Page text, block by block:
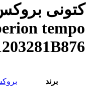
کتونی
tempo
برند